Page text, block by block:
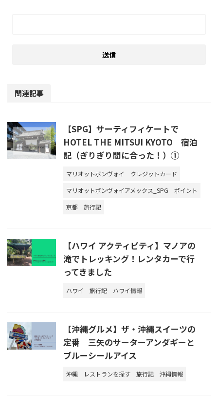
関連記事
【SPG】サーティフィケートで
HOTEL THE MITSUI KYOTO 宿泊
記（ぎりぎり間に合った！）①
マリオットボンヴォイ
クレジットカード
マリオットボンヴォイアメックス_SPG
ポイント
京都
旅行記
【ハワイ アクティビティ】マノアの
滝でトレッキング！レンタカーで行
ってきました
ハワイ 旅行記 ハワイ情報
【沖縄グルメ】ザ・沖縄スイーツの
定番 三矢のサーターアンダギーと
ブルーシールアイス
沖縄 レストランを探す 旅行記 沖縄情報